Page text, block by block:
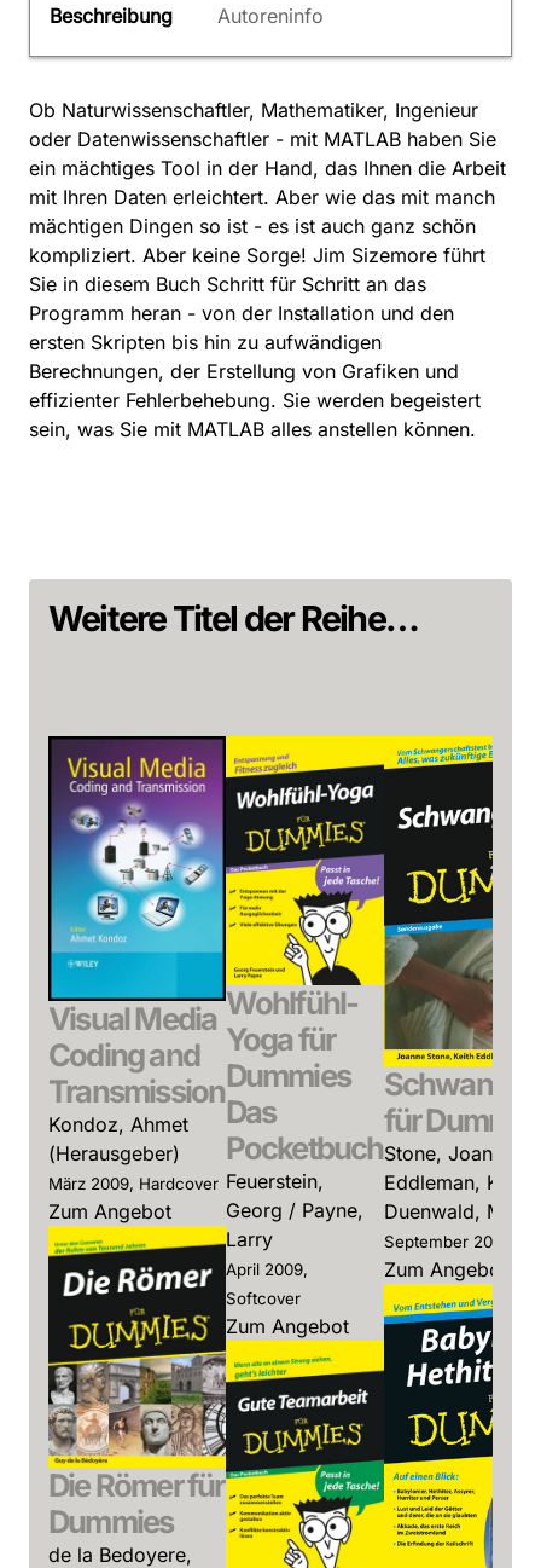
Beschreibung Autoreninfo
Ob Naturwissenschaftler, Mathematiker, Ingenieur
oder Datenwissenschaftler - mit MATLAB haben Sie
ein mächtiges Tool in der Hand, das Ihnen die Arbeit
mit Ihren Daten erleichtert. Aber wie das mit manch
mächtigen Dingen so ist - es ist auch ganz schön
kompliziert. Aber keine Sorge! Jim Sizemore führt
Sie in diesem Buch Schritt für Schritt an das
Programm heran - von der Installation und den
ersten Skripten bis hin zu aufwändigen
Berechnungen, der Erstellung von Grafiken und
effizienter Fehlerbehebung. Sie werden begeistert
sein, was Sie mit MATLAB alles anstellen können.
Weitere Titel der Reihe…
Visual Media
Coding and
Transmission
Kondoz, Ahmet
(Herausgeber)
März 2009, Hardcover
Zum Angebot
Die Römer für
Dummies
de la Bedoyere,
Wohlfühl-
Yoga für
Dummies
Das
Pocketbuch
Feuerstein,
Georg / Payne,
Larry
April 2009,
Softcover
Zum Angebot
für
Stone, Joanne /
Eddleman, Keith
Duenwald, Mary
September 2008,
Zum Angebot